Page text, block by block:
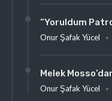
“Yoruldum
Onur Şafak Yücel
Melek
Onur Şafak Yücel